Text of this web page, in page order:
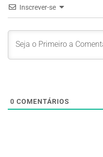
Inscrever-se
0 COMENTÁRIOS